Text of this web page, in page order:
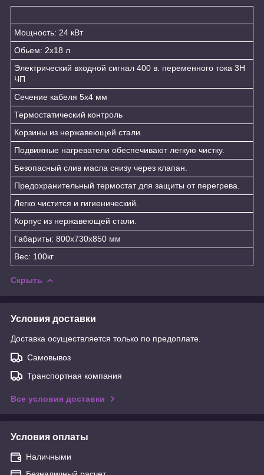
Мощность: 24 кВт
Обьем: 2х18 л
Электрический входной сигнал 400 в. переменного тока 3Н
ЧП
Сечение кабеля 5х4 мм
Термостатический контроль
Корзины из нержавеющей стали.
Подвижные нагреватели обеспечивают легкую чистку.
Безопасный слив масла снизу через клапан.
Предохранительный термостат для защиты от перегрева.
Легко чистится и гигиенический.
Корпус из нержавеющей стали.
Габариты: 800x730x850 мм
Вес: 100кг
Скрыть
Условия доставки
Доставка осуществляется только по предоплате.
Самовывоз
Транспортная компания
Все условия доставки
Условия оплаты
Наличными